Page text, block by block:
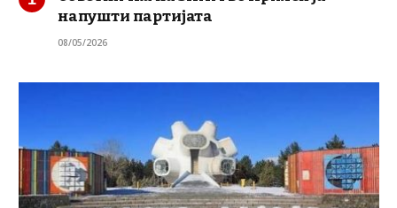
напушти партијата
08/05/2026